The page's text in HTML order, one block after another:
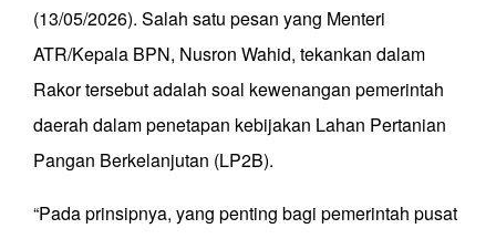
(13/05/2026). Salah satu pesan yang Menteri
ATR/Kepala BPN, Nusron Wahid, tekankan dalam
Rakor tersebut adalah soal kewenangan pemerintah
daerah dalam penetapan kebijakan Lahan Pertanian
Pangan Berkelanjutan (LP2B).
“Pada prinsipnya, yang penting bagi pemerintah pusat